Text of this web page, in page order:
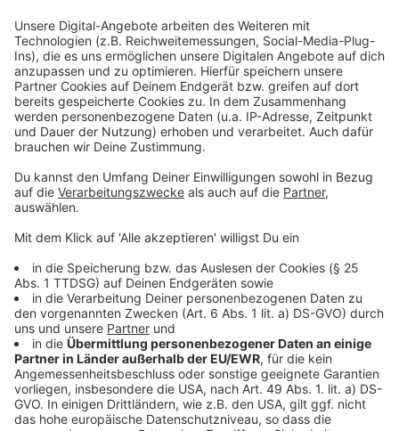
einer chronischen Krankheit, andere dagegen schon, so
Elke Weidenbach.
Anzeige
Reisegepäckversicherung
Anzeige
Eine Reisegepäckversicherung ist unnötig, meint Elke
Weidenbach. Man muss quasi auf seinem Gebäck
sitzen, damit es von der Reisegepäckversicherung
gedeckt ist. Wird man im Hotel bestohlen, greift in der
Regel die Hausratversicherung. Geht das Gepäck auf
dem Flug verloren, ist die Airline verantwortlich.
Autor; Hendrik Frost mit David Müller
Anzeige